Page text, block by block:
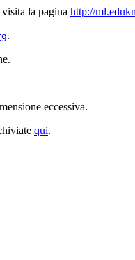
la pagina http://
.
eccessiva.
qui.